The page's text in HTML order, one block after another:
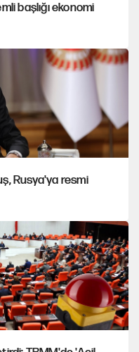
başlığı ekonomi
Rusya'ya resmi